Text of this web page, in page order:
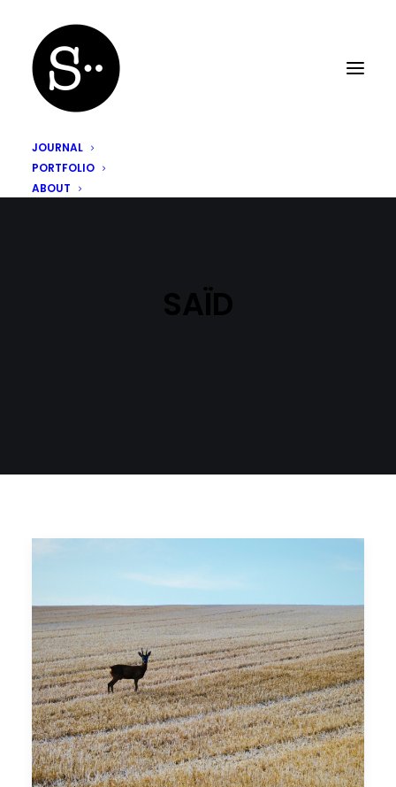
JOURNAL
PORTFOLIO
ABOUT
SAÏD